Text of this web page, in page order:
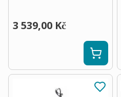
3 539,00 Kč